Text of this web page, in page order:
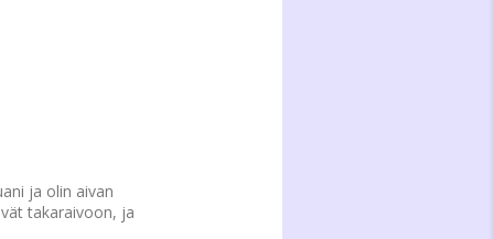
ja olin aivan
takaraivoon, ja